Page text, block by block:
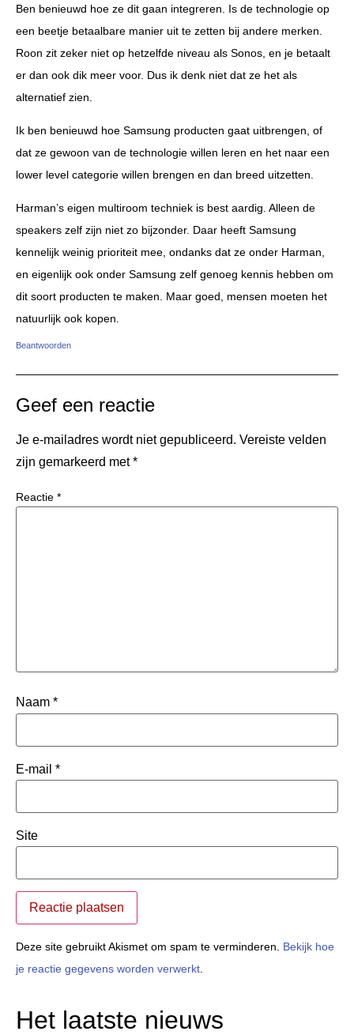
Ben benieuwd hoe ze dit gaan integreren. Is de technologie op
een beetje betaalbare manier uit te zetten bij andere merken.
Roon zit zeker niet op hetzelfde niveau als Sonos, en je betaalt
er dan ook dik meer voor. Dus ik denk niet dat ze het als
alternatief zien.
Ik ben benieuwd hoe Samsung producten gaat uitbrengen, of
dat ze gewoon van de technologie willen leren en het naar een
lower level categorie willen brengen en dan breed uitzetten.
Harman’s eigen multiroom techniek is best aardig. Alleen de
speakers zelf zijn niet zo bijzonder. Daar heeft Samsung
kennelijk weinig prioriteit mee, ondanks dat ze onder Harman,
en eigenlijk ook onder Samsung zelf genoeg kennis hebben om
dit soort producten te maken. Maar goed, mensen moeten het
natuurlijk ook kopen.
Beantwoorden
Geef een reactie
Je e-mailadres wordt niet gepubliceerd. Vereiste velden
zijn gemarkeerd met*
Reactie *
Naam *
E-mail *
Site
Deze site gebruikt Akismet om spam te verminderen. Bekijk hoe
je reactie gegevens worden verwerkt
Het laatste nieuws